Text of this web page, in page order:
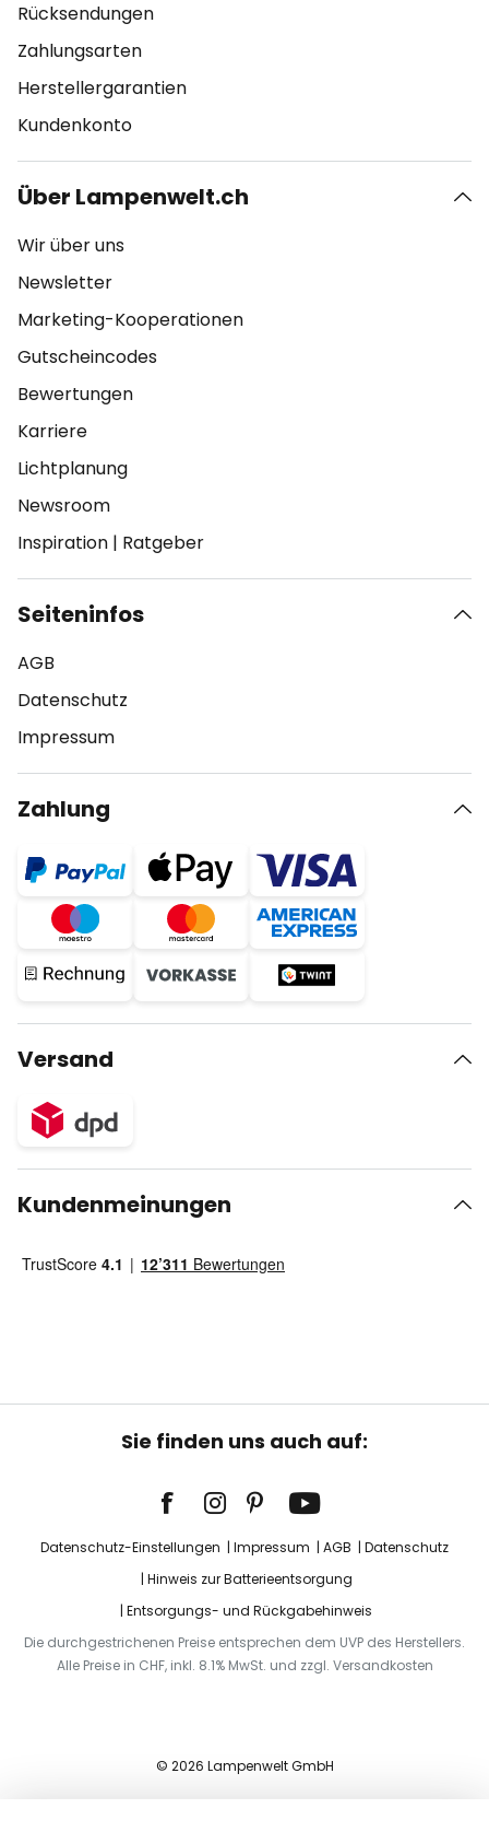
Rücksendungen
Zahlungsarten
Herstellergarantien
Kundenkonto
Über Lampenwelt.ch
Wir über uns
Newsletter
Marketing-Kooperationen
Gutscheincodes
Bewertungen
Karriere
Lichtplanung
Newsroom
Inspiration | Ratgeber
Seiteninfos
AGB
Datenschutz
Impressum
Zahlung
Versand
Kundenmeinungen
Sie finden uns auch auf:
Datenschutz-Einstellungen Impressum AGB
Datenschutz
Hinweis zur Batterieentsorgung
Entsorgungs- und Rückgabehinweis
Die durchgestrichenen Preise entsprechen dem UVP des Herstellers.
Alle Preise in CHF, inkl. 8.1% MwSt. und zzgl. Versandkosten
© 2026 Lampenwelt GmbH